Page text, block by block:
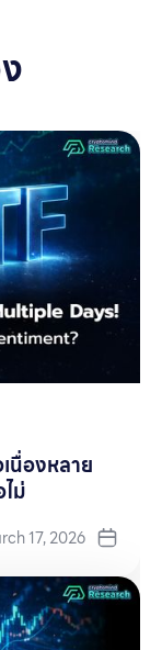
นื่องหลาย
ม่
17, 2026